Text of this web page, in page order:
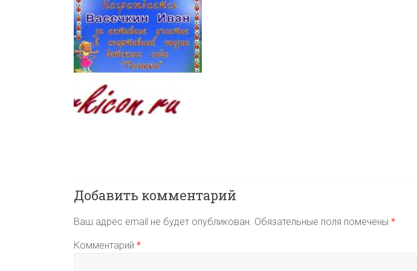
Добавить комментарий
Ваш адрес email не будет опубликован. Обязательные поля помечены *
Комментарий *